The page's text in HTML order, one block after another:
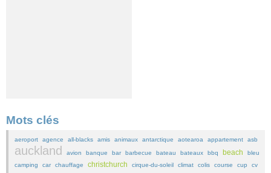
Mots clés
aeroport agence all-blacks amis animaux antarctique aotearoa appartement asb
auckland avion banque bar barbecue bateau bateaux bbq beach
bleu
camping
car chauffage christchurch cirque-du-soleil climat colis course cup cv